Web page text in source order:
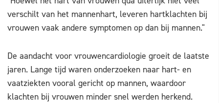
verschilt van het mannenhart, leveren hartklachten bij
vrouwen vaak andere symptomen op dan bij mannen."
De aandacht voor vrouwencardiologie groeit de laatste
jaren. Lange tijd waren onderzoeken naar hart- en
vaatziekten vooral gericht op mannen, waardoor
klachten bij vrouwen minder snel werden herkend.